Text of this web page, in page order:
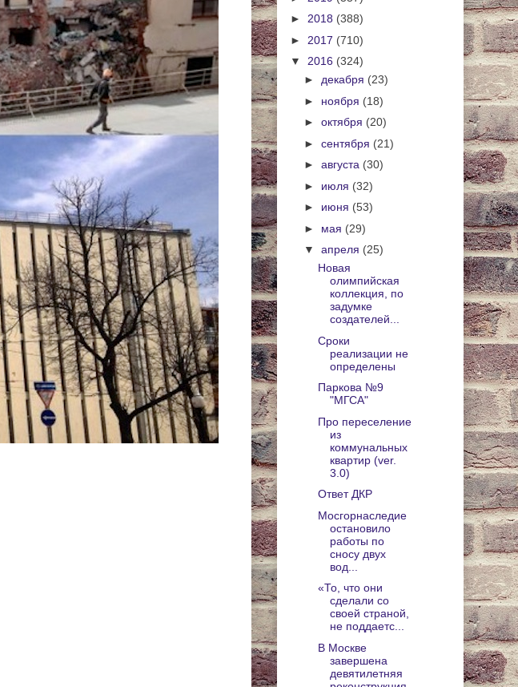
► 2018 (388)
► 2017 (710)
▼ 2016 (324)
► декабря (23)
► ноября (18)
► октября (20)
► сентября (21)
► августа (30)
► июля (32)
► июня (53)
► мая (29)
▼ апреля (25)
Новая
олимпийская
коллекция, по
задумке
создателей...
Сроки
реализации не
определены
Паркова №9
"МГСА"
Про переселение
из
коммунальных
квартир (ver.
3.0)
Ответ ДКР
Мосгорнаследие
остановило
работы по
сносу двух
вод...
«То, что они
сделали со
своей страной,
не поддаетс...
В Москве
завершена
девятилетняя